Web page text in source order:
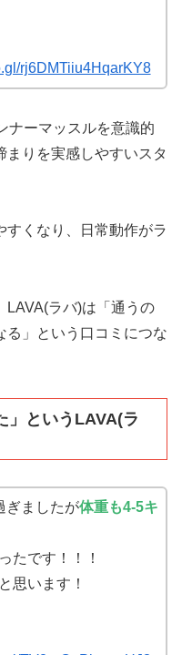
rj6DMTiiu4HqarKY8
ナーマッスルを意識的
まりを実感しやすいスタ
すくなり、日常動作がラ
LAVA(ラバ)は「通うの
る」という口コミにつな
」というLAVA(ラ
ぎましたが体重も4-5キ
たです！！！
思います！